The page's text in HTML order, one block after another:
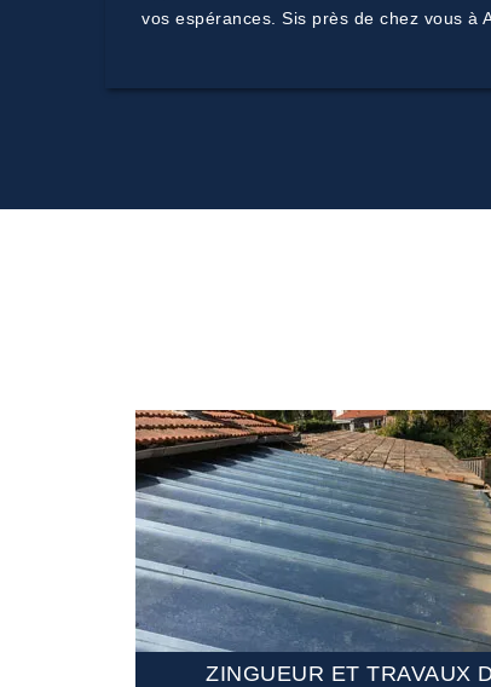
vos espérances. Sis près de chez vous à
ZINGUEUR ET TRAVAUX